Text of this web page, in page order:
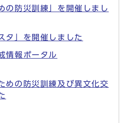
の防災訓練」を開催しまし
タ」を開催しました
情報ポータル
めの防災訓練及び異文化交